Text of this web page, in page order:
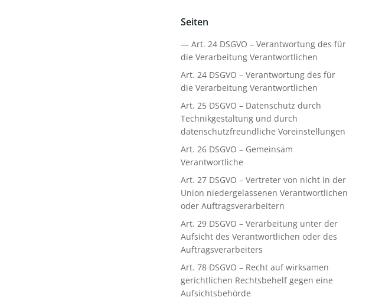
Seiten
— Art. 24 DSGVO – Verantwortung des für
die Verarbeitung Verantwortlichen
Art. 24 DSGVO – Verantwortung des für
die Verarbeitung Verantwortlichen
Art. 25 DSGVO – Datenschutz durch
Technikgestaltung und durch
datenschutzfreundliche Voreinstellungen
Art. 26 DSGVO – Gemeinsam
Verantwortliche
Art. 27 DSGVO – Vertreter von nicht in der
Union niedergelassenen Verantwortlichen
oder Auftragsverarbeitern
Art. 29 DSGVO – Verarbeitung unter der
Aufsicht des Verantwortlichen oder des
Auftragsverarbeiters
Art. 78 DSGVO – Recht auf wirksamen
gerichtlichen Rechtsbehelf gegen eine
Aufsichtsbehörde